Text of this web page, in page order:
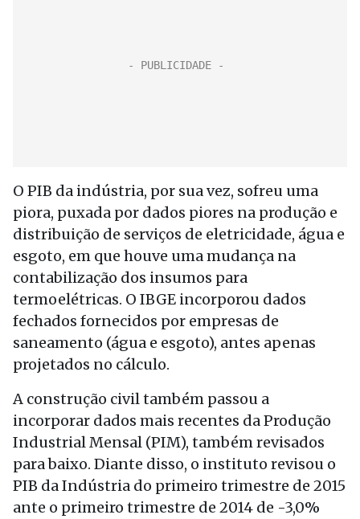
O PIB da indústria, por sua vez, sofreu uma
piora, puxada por dados piores na produção e
distribuição de serviços de eletricidade, água e
esgoto, em que houve uma mudança na
contabilização dos insumos para
termoelétricas. O IBGE incorporou dados
fechados fornecidos por empresas de
saneamento (água e esgoto), antes apenas
projetados no cálculo.
A construção civil também passou a
incorporar dados mais recentes da Produção
Industrial Mensal (PIM), também revisados
para baixo. Diante disso, o instituto revisou o
PIB da Indústria do primeiro trimestre de 2015
ante o primeiro trimestre de 2014 de -3,0%